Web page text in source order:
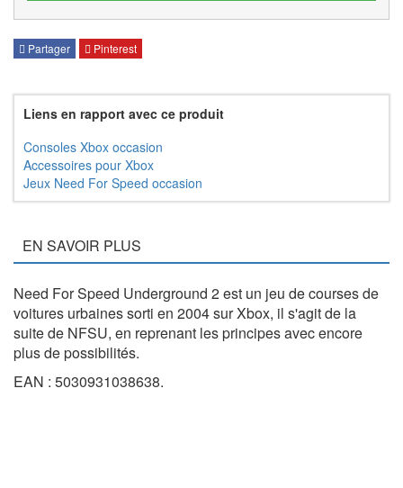
Partager Pinterest
Liens en rapport avec ce produit
Consoles Xbox occasion
Accessoires pour Xbox
Jeux Need For Speed occasion
EN SAVOIR PLUS
Need For Speed Underground 2 est un jeu de courses de
voitures urbaines sorti en 2004 sur Xbox, il s'agit de la
suite de NFSU, en reprenant les principes avec encore
plus de possibilités.
EAN : 5030931038638.